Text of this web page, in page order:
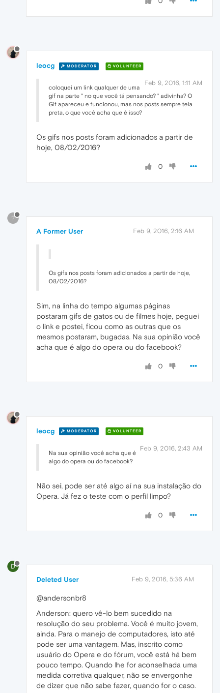
leocg MODERATOR VOLUNTEER
Feb 9, 2016, 1:11 AM
coloquei um link qualquer de uma
gif na parte " no que você tá pensando? " adivinha? O
Gif apareceu e funcionou, mas nos posts sempre tela
preta, o que você acha que é isso?
Os gifs nos posts foram adicionados a partir de
hoje, 08/02/2016?
0
?
A Former User Feb 9, 2016, 2:16 AM
Os gifs nos posts foram adicionados a partir de hoje,
08/02/2016?
Sim, na linha do tempo algumas páginas
postaram gifs de gatos ou de filmes hoje, peguei
o link e postei, ficou como as outras que os
mesmos postaram, bugadas. Na sua opinião você
acha que é algo do opera ou do facebook?
0
leocg MODERATOR VOLUNTEER
Feb 9, 2016, 2:43 AM
Na sua opinião você acha que é
algo do opera ou do facebook?
Não sei, pode ser até algo aí na sua instalação do
Opera. Já fez o teste com o perfil limpo?
0
D
Deleted User Feb 9, 2016, 5:36 AM
@andersonbr8
Anderson: quero vê-lo bem sucedido na
resolução do seu problema. Você é muito jovem,
ainda. Para o manejo de computadores, isto até
pode ser uma vantagem. Mas, inscrito como
usuário do Opera e do fórum, você está há bem
pouco tempo. Quando lhe for aconselhada uma
medida corretiva qualquer, não se envergonhe
de dizer que não sabe fazer, quando for o caso.